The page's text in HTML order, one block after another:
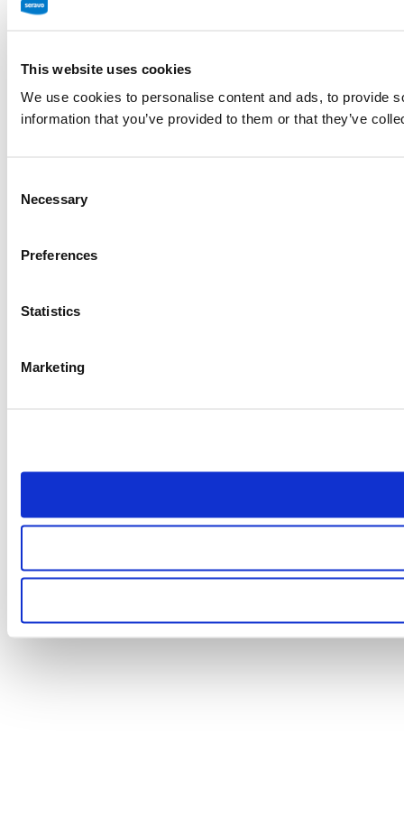
This website uses cookies
We use cookies to personalise content and ads, to provide
information that you’ve provided to them or that they’ve
Selection
Necessary
Preferences
Statistics
Marketing